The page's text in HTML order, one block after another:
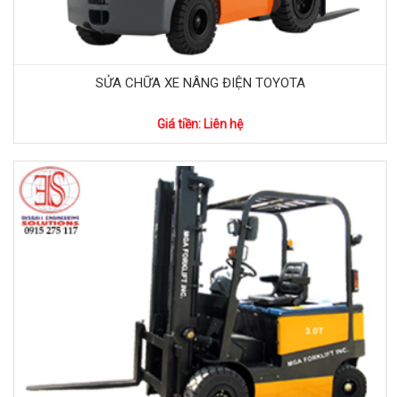
SỬA CHỮA XE NÂNG ĐIỆN TOYOTA
Giá tiền: Liên hệ